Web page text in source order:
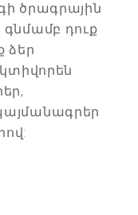
ծրագրային
դուք
ձեր